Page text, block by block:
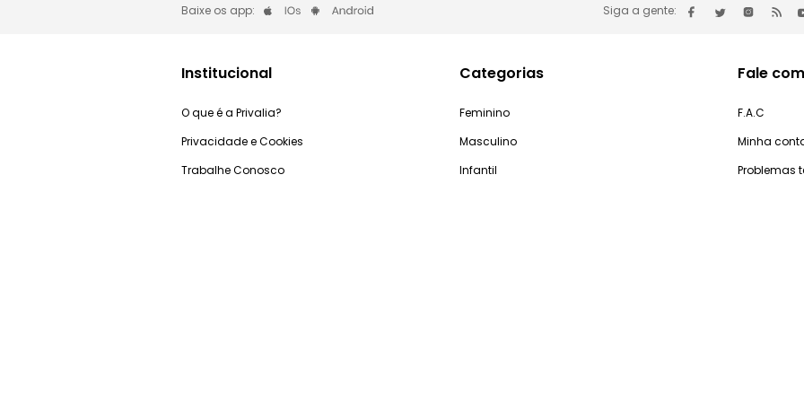
Baixe os app: Siga a gente:
Institucional
O que é a Privalia?
Privacidade e Cookies
Trabalhe Conosco
Categorias
Feminino
Masculino
Infantil
Fale
F.A.C
Minha
Problemas